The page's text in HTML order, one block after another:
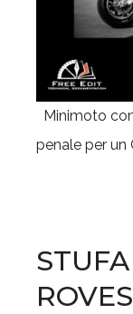
Minimoto
penale per un